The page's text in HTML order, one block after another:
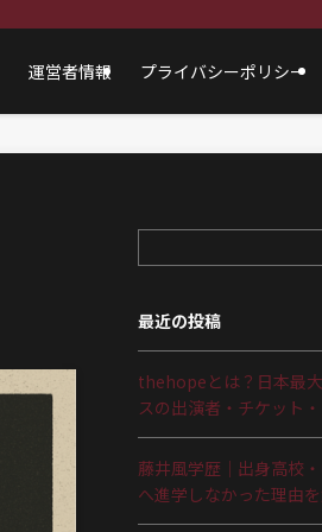
運営者情報 プライバシーポリシー
最近の投稿
thehopeとは？日本最
スの出演者・チケット
藤井風学歴｜出身高校
へ進学しなかった理由